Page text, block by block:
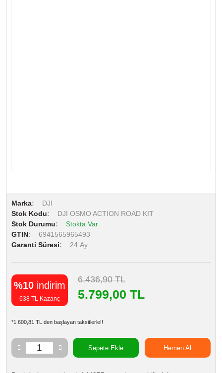
Marka
DJI
Stok Kodu
DJI OSMO ACTION ROAD KIT
Stok Durumu
Stokta Var
GTIN
6941565965493
Garanti Süresi
24 Ay
%10 indirim
638 TL Kazanç
6.436,90 TL
5.799,00 TL
*1.600,81 TL den başlayan taksitlerle!!
Sepete Ekle Hemen Al